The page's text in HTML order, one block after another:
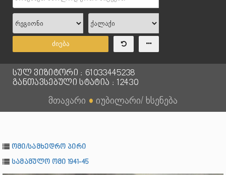
ძიება
სულ ვიზიტორი : 61033445238
განთავსებული სტატია : 12430
მთავარი ● იუბილარი/ ხსენება
ომი/სამხედრო პირი
სამამულო ომი 1941-45